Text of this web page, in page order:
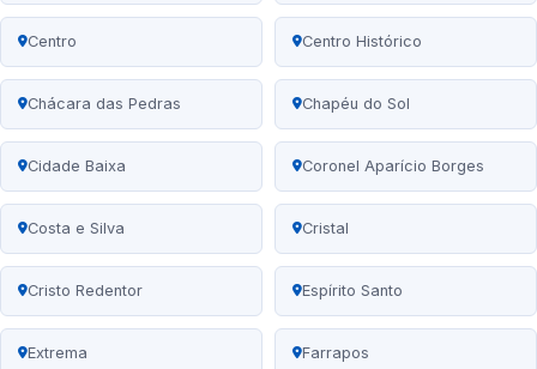
Centro Centro Histórico
Chácara das Pedras Chapéu do Sol
Cidade Baixa Coronel Aparício Borges
Costa e Silva Cristal
Cristo Redentor Espírito Santo
Extrema Farrapos